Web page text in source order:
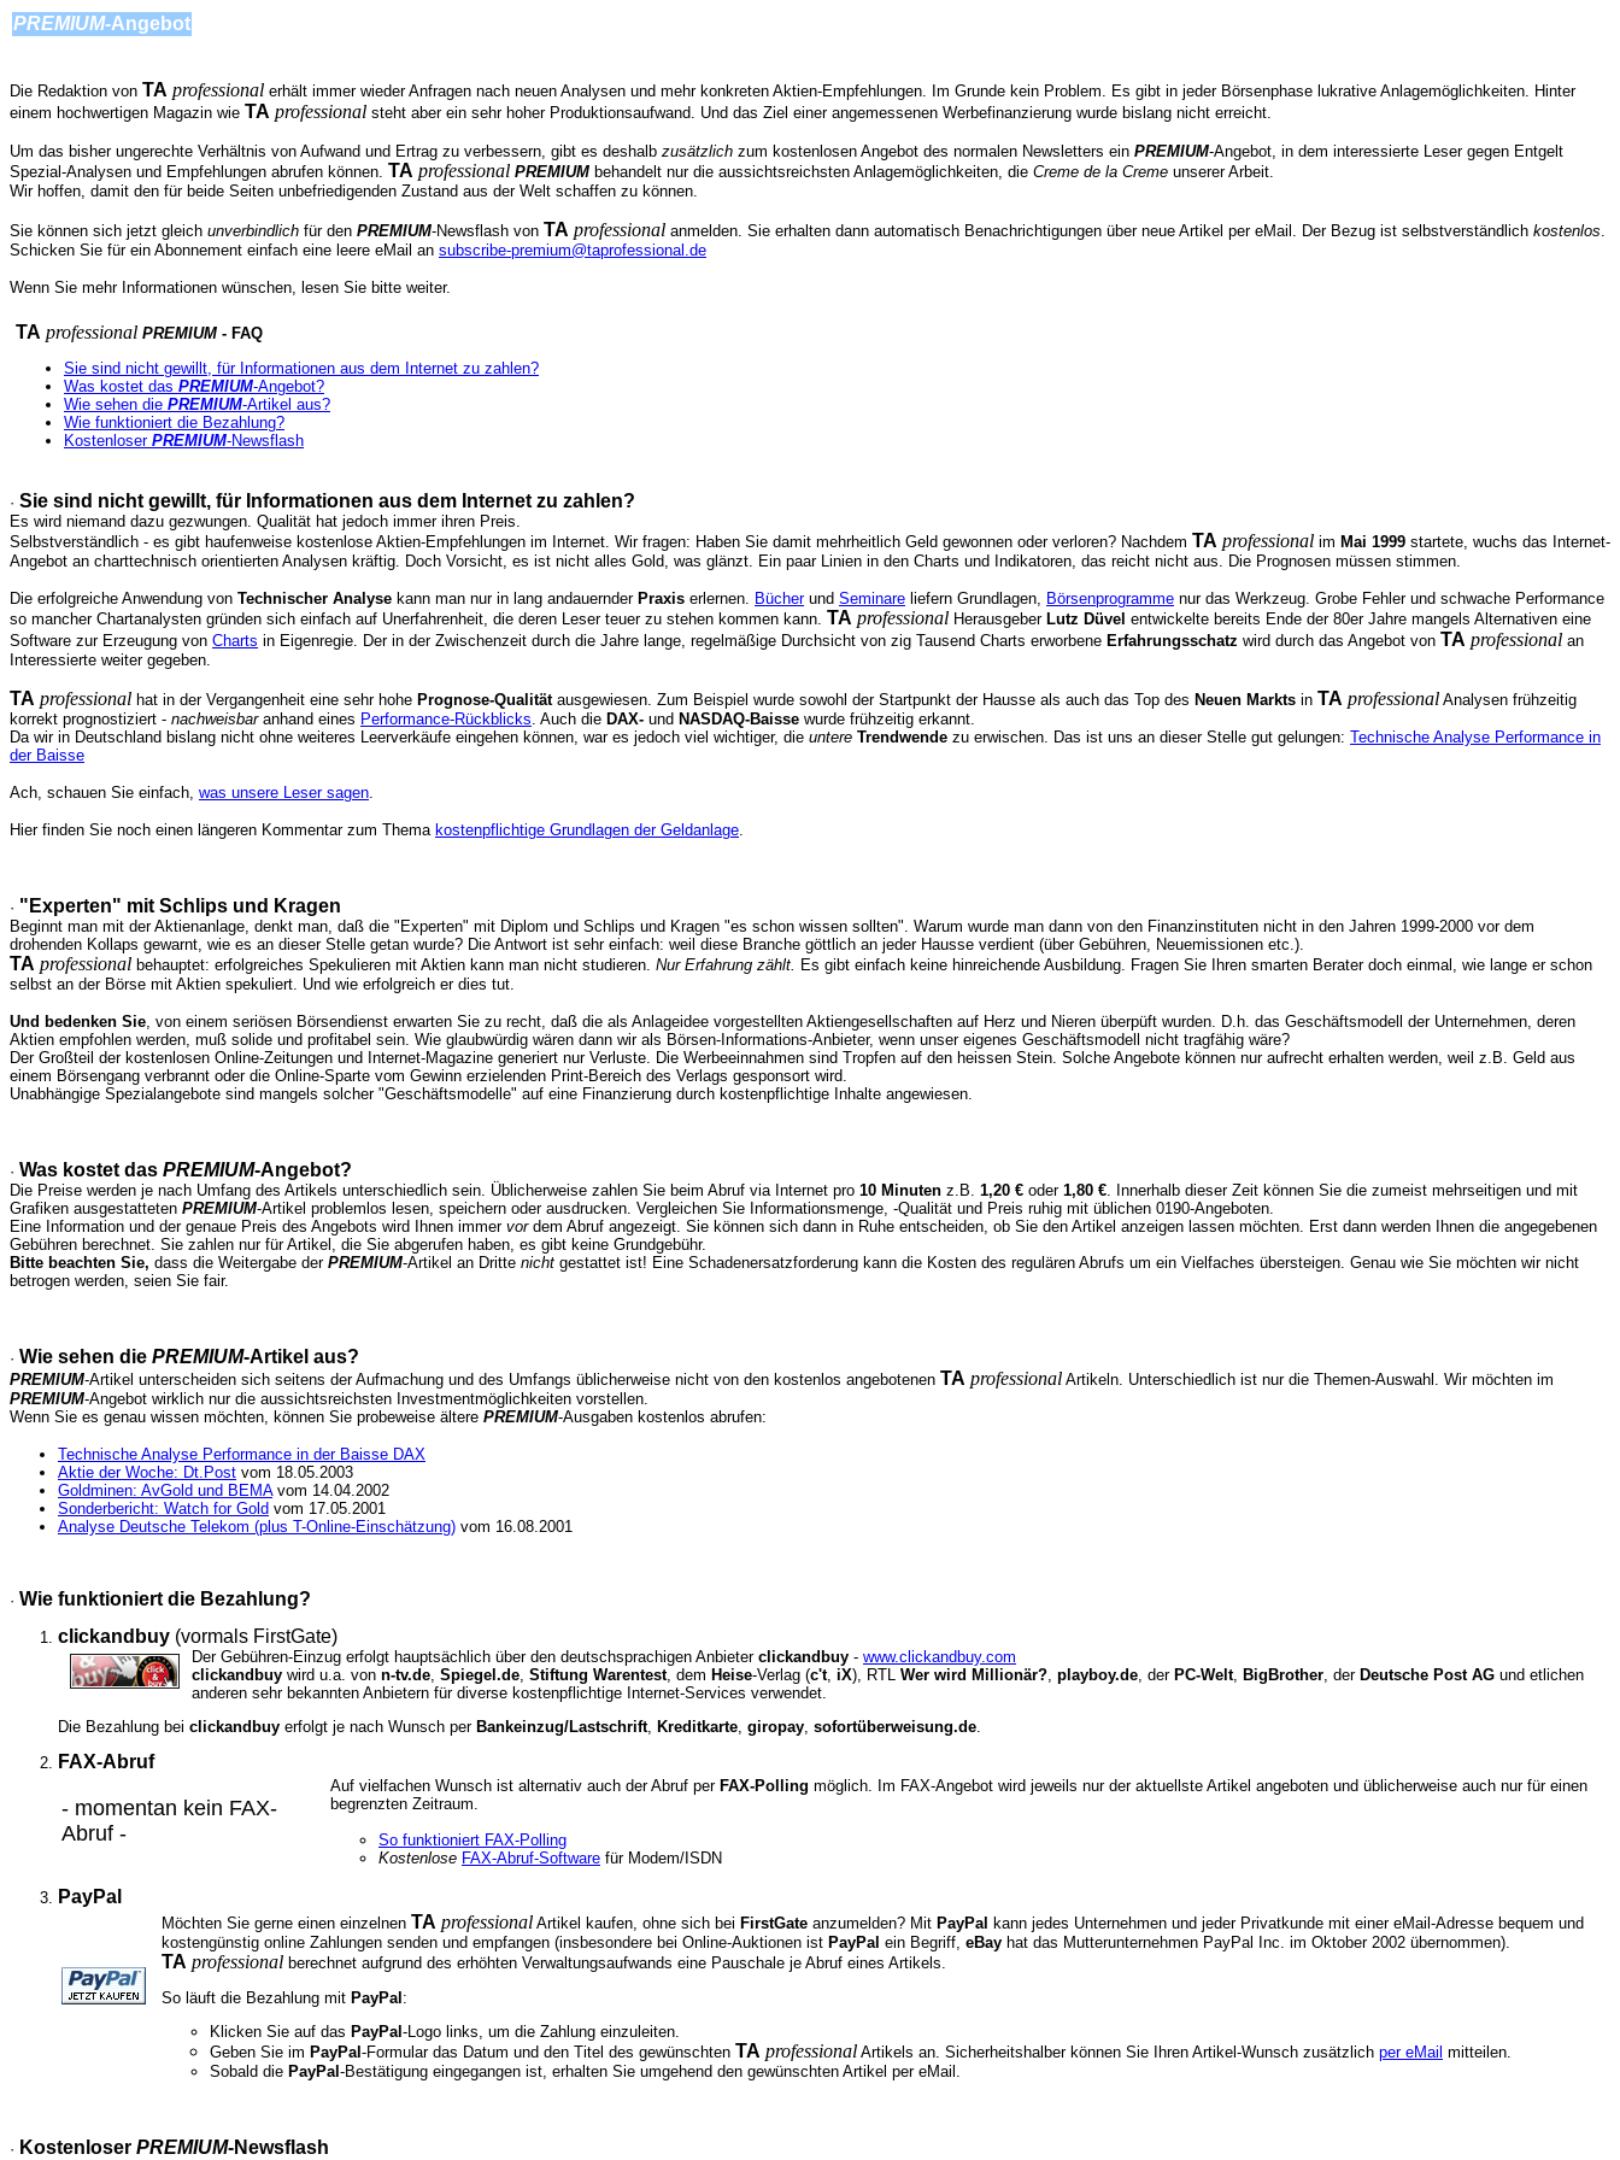
PREMIUM-Angebot
Die Redaktion von TA professional erhält immer wieder Anfragen nach neuen Analysen und mehr konkreten Aktien-Empfehlungen. Im Grunde kein Problem. Es gibt in jeder Börsenphase lukrative Anlagemöglichkeiten. Hinter
einem hochwertigen Magazin wie TA professional steht aber ein sehr hoher Produktionsaufwand. Und das Ziel einer angemessenen Werbefinanzierung wurde bislang nicht erreicht.
Um das bisher ungerechte Verhältnis von Aufwand und Ertrag zu verbessern, gibt es deshalb zusätzlich zum kostenlosen Angebot des normalen Newsletters ein PREMIUM-Angebot, in dem interessierte Leser gegen Entgelt
Spezial-Analysen und Empfehlungen abrufen können. TA professional PREMIUM behandelt nur die aussichtsreichsten Anlagemöglichkeiten, die Creme de la Creme unserer Arbeit.
Wir hoffen, damit den für beide Seiten unbefriedigenden Zustand aus der Welt schaffen zu können.
Sie können sich jetzt gleich unverbindlich für den PREMIUM-Newsflash von TA professional anmelden. Sie erhalten dann automatisch Benachrichtigungen über neue Artikel per eMail. Der Bezug ist selbstverständlich kostenlos.
Schicken Sie für ein Abonnement einfach eine leere eMail an subscribe-premium@taprofessional.de
Wenn Sie mehr Informationen wünschen, lesen Sie bitte weiter.
TA professional PREMIUM - FAQ
Sie sind nicht gewillt, für Informationen aus dem Internet zu zahlen?
Was kostet das PREMIUM-Angebot?
Wie sehen die PREMIUM-Artikel aus?
Wie funktioniert die Bezahlung?
Kostenloser PREMIUM-Newsflash
· Sie sind nicht gewillt, für Informationen aus dem Internet zu zahlen?
Es wird niemand dazu gezwungen. Qualität hat jedoch immer ihren Preis.
Selbstverständlich - es gibt haufenweise kostenlose Aktien-Empfehlungen im Internet. Wir fragen: Haben Sie damit mehrheitlich Geld gewonnen oder verloren? Nachdem TA professional im Mai 1999 startete, wuchs das Internet-
Angebot an charttechnisch orientierten Analysen kräftig. Doch Vorsicht, es ist nicht alles Gold, was glänzt. Ein paar Linien in den Charts und Indikatoren, das reicht nicht aus. Die Prognosen müssen stimmen.
Die erfolgreiche Anwendung von Technischer Analyse kann man nur in lang andauernder Praxis erlernen. Bücherund Seminare liefern Grundlagen, Börsenprogramme nur das Werkzeug. Grobe Fehler und schwache Performance
so mancher Chartanalysten gründen sich einfach auf Unerfahrenheit, die deren Leser teuer zu stehen kommen kann. TA professional Herausgeber Lutz Düvel entwickelte bereits Ende der 80er Jahre mangels Alternativen eine
Software zur Erzeugung von Charts in Eigenregie. Der in der Zwischenzeit durch die Jahre lange, regelmäßige Durchsicht von zig Tausend Charts erworbene Erfahrungsschatz wird durch das Angebot von TA professional an
Interessierte weiter gegeben.
TA professional hat in der Vergangenheit eine sehr hohe Prognose-Qualitätausgewiesen. Zum Beispiel wurde sowohl der Startpunkt der Hausse als auch das Top des Neuen Markts in TA professional Analysen frühzeitig
korrekt prognostiziert - nachweisbaranhand eines Performance-Rückblicks. Auch die DAX- und NASDAQ-Baisse wurde frühzeitig erkannt.
Da wir in Deutschland bislang nicht ohne weiteres Leerverkäufe eingehen können, war es jedoch viel wichtiger, die untere Trendwende zu erwischen. Das ist uns an dieser Stelle gut gelungen: Technische Analyse Performance in
der Baisse
Ach, schauen Sie einfach, was unsere Leser sagen.
Hier finden Sie noch einen längeren Kommentar zum Thema kostenpflichtige Grundlagen der Geldanlage.
· "Experten" mit Schlips und Kragen
Beginnt man mit der Aktienanlage, denkt man, daß die "Experten" mit Diplom und Schlips und Kragen "es schon wissen sollten". Warum wurde man dann von den Finanzinstituten nicht in den Jahren 1999-2000 vor dem
drohenden Kollaps gewarnt, wie es an dieser Stelle getan wurde? Die Antwort ist sehr einfach: weil diese Branche göttlich an jeder Hausse verdient (über Gebühren, Neuemissionen etc.).
TA professional behauptet: erfolgreiches Spekulieren mit Aktien kann man nicht studieren. Nur Erfahrung zählt. Es gibt einfach keine hinreichende Ausbildung. Fragen Sie Ihren smarten Berater doch einmal, wie lange er schon
selbst an der Börse mit Aktien spekuliert. Und wie erfolgreich er dies tut.
Und bedenken Sie, von einem seriösen Börsendienst erwarten Sie zu recht, daß die als Anlageidee vorgestellten Aktiengesellschaften auf Herz und Nieren überpüft wurden. D.h. das Geschäftsmodell der Unternehmen, deren
Aktien empfohlen werden, muß solide und profitabel sein. Wie glaubwürdig wären dann wir als Börsen-Informations-Anbieter, wenn unser eigenes Geschäftsmodell nicht tragfähig wäre?
Der Großteil der kostenlosen Online-Zeitungen und Internet-Magazine generiert nur Verluste. Die Werbeeinnahmen sind Tropfen auf den heissen Stein. Solche Angebote können nur aufrecht erhalten werden, weil z.B. Geld aus
einem Börsengang verbrannt oder die Online-Sparte vom Gewinn erzielenden Print-Bereich des Verlags gesponsort wird.
Unabhängige Spezialangebote sind mangels solcher "Geschäftsmodelle" auf eine Finanzierung durch kostenpflichtige Inhalte angewiesen.
· Was kostet das PREMIUM-Angebot?
Die Preise werden je nach Umfang des Artikels unterschiedlich sein. Üblicherweise zahlen Sie beim Abruf via Internet pro 10 Minuten z.B. 1,20 € oder 1,80 €. Innerhalb dieser Zeit können Sie die zumeist mehrseitigen und mit
Grafiken ausgestatteten PREMIUM-Artikel problemlos lesen, speichern oder ausdrucken. Vergleichen Sie Informationsmenge, -Qualität und Preis ruhig mit üblichen 0190-Angeboten.
Eine Information und der genaue Preis des Angebots wird Ihnen immer vordem Abruf angezeigt. Sie können sich dann in Ruhe entscheiden, ob Sie den Artikel anzeigen lassen möchten. Erst dann werden Ihnen die angegebenen
Gebühren berechnet. Sie zahlen nur für Artikel, die Sie abgerufen haben, es gibt keine Grundgebühr.
Bitte beachten Sie, dass die Weitergabe der PREMIUM-Artikel an Dritte nicht gestattet ist! Eine Schadenersatzforderung kann die Kosten des regulären Abrufs um ein Vielfaches übersteigen. Genau wie Sie möchten wir nicht
betrogen werden, seien Sie fair.
· Wie sehen die PREMIUM-Artikel aus?
PREMIUM-Artikel unterscheiden sich seitens der Aufmachung und des Umfangs üblicherweise nicht von den kostenlos angebotenen TA professional Artikeln. Unterschiedlich ist nur die Themen-Auswahl. Wir möchten im
PREMIUM-Angebot wirklich nur die aussichtsreichsten Investmentmöglichkeiten vorstellen.
Wenn Sie es genau wissen möchten, können Sie probeweise ältere PREMIUM-Ausgaben kostenlos abrufen:
Technische Analyse Performance in der Baisse DAX
Aktie der Woche: Dt.Post vom 18.05.2003
Goldminen: AvGold und BEMAvom 14.04.2002
Sonderbericht: Watch for Gold vom 17.05.2001
Analyse Deutsche Telekom (plus T-Online-Einschätzung) vom 16.08.2001
· Wie funktioniert die Bezahlung?
clickandbuy (vormals FirstGate)
Der Gebühren-Einzug erfolgt hauptsächlich über den deutschsprachigen Anbieter clickandbuy - www.clickandbuy.com
clickandbuy wird u.a. von n-tv.de, Spiegel.de, Stiftung Warentest, dem Heise-Verlag (c't, iX), RTL Wer wird Millionär?, playboy.de, der PC-Welt, BigBrother, der Deutsche Post AG und etlichen
anderen sehr bekannten Anbietern für diverse kostenpflichtige Internet-Services verwendet.
Die Bezahlung bei clickandbuy erfolgt je nach Wunsch per Bankeinzug/Lastschrift, Kreditkarte, giropay, sofortüberweisung.de.
FAX-Abruf
- momentan kein FAX-
Abruf -
Auf vielfachen Wunsch ist alternativ auch der Abruf per FAX-Polling möglich. Im FAX-Angebot wird jeweils nur der aktuellste Artikel angeboten und üblicherweise auch nur für einen
begrenzten Zeitraum.
So funktioniert FAX-Polling
Kostenlose FAX-Abruf-Software für Modem/ISDN
PayPal
Möchten Sie gerne einen einzelnen TA professional Artikel kaufen, ohne sich bei FirstGate anzumelden? Mit PayPal kann jedes Unternehmen und jeder Privatkunde mit einer eMail-Adresse bequem und
kostengünstig online Zahlungen senden und empfangen (insbesondere bei Online-Auktionen ist PayPal ein Begriff, eBay hat das Mutterunternehmen PayPal Inc. im Oktober 2002 übernommen).
TA professional berechnet aufgrund des erhöhten Verwaltungsaufwands eine Pauschale je Abruf eines Artikels.
So läuft die Bezahlung mit PayPal :
Klicken Sie auf das PayPal -Logo links, um die Zahlung einzuleiten.
Geben Sie im PayPal -Formular das Datum und den Titel des gewünschten TA professional Artikels an. Sicherheitshalber können Sie Ihren Artikel-Wunsch zusätzlich per eMail mitteilen.
Sobald die PayPal -Bestätigung eingegangen ist, erhalten Sie umgehend den gewünschten Artikel per eMail.
· Kostenloser PREMIUM-Newsflash